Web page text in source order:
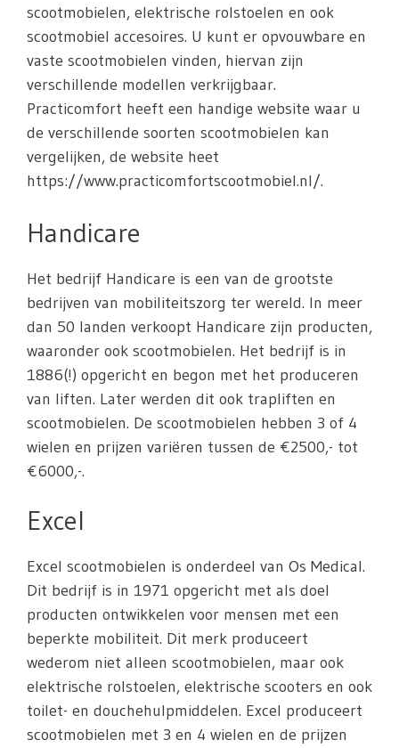
scootmobielen, elektrische rolstoelen en ook
scootmobiel accesoires. U kunt er opvouwbare en
vaste scootmobielen vinden, hiervan zijn
verschillende modellen verkrijgbaar.
Practicomfort heeft een handige website waar u
de verschillende soorten scootmobielen kan
vergelijken, de website heet
https://www.practicomfortscootmobiel.nl/.
Handicare
Het bedrijf Handicare is een van de grootste
bedrijven van mobiliteitszorg ter wereld. In meer
dan 50 landen verkoopt Handicare zijn producten,
waaronder ook scootmobielen. Het bedrijf is in
1886(!) opgericht en begon met het produceren
van liften. Later werden dit ook trapliften en
scootmobielen. De scootmobielen hebben 3 of 4
wielen en prijzen variëren tussen de €2500,- tot
€6000,-.
Excel
Excel scootmobielen is onderdeel van Os Medical.
Dit bedrijf is in 1971 opgericht met als doel
producten ontwikkelen voor mensen met een
beperkte mobiliteit. Dit merk produceert
wederom niet alleen scootmobielen, maar ook
elektrische rolstoelen, elektrische scooters en ook
toilet- en douchehulpmiddelen. Excel produceert
scootmobielen met 3 en 4 wielen en de prijzen